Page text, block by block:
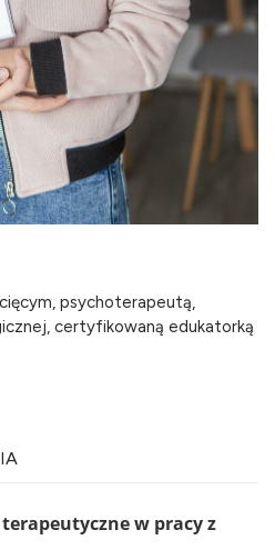
psychoterapeutą,
certyfikowaną edukatorką
w pracy z